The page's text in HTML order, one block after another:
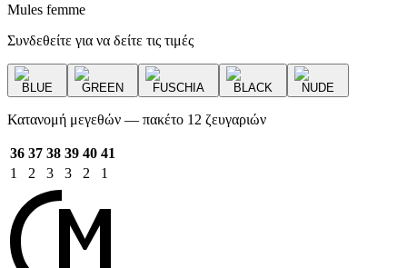
Mules femme
Συνδεθείτε για να δείτε τις τιμές
BLUE GREEN FUSCHIA BLACK NUDE
Κατανομή μεγεθών — πακέτο 12 ζευγαριών
36 37 38 39 40 41
1
2 3 3 2 1